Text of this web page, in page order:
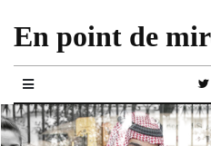
En point de